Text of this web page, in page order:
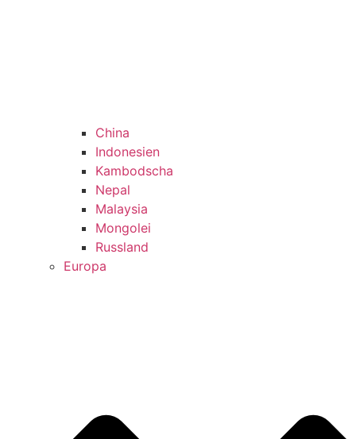
China
Indonesien
Kambodscha
Nepal
Malaysia
Mongolei
Russland
Europa